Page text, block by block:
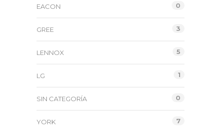
EACON 0
GREE 3
LENNOX 5
LG 1
SIN CATEGORÍA 0
YORK 7